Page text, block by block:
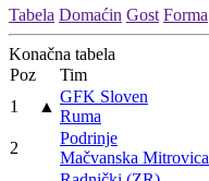
Tabela Domaćin Gost Forma
Konačna tabela
Poz
Tim
1
▲
GFK Sloven
Ruma
2
Podrinje
Mačvanska Mitrovica